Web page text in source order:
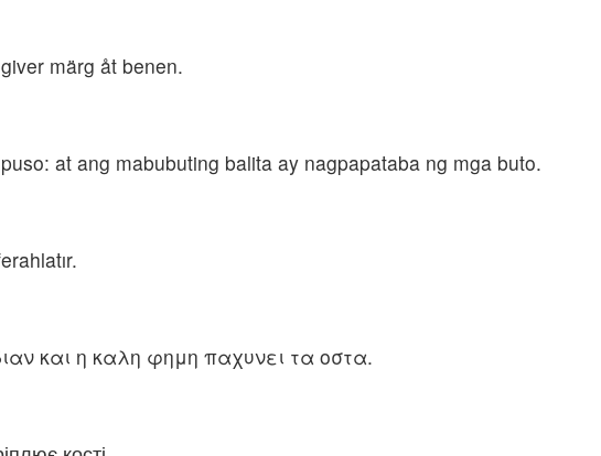
märg åt benen.
at ang mabubuting balita ay nagpapataba ng mga buto.
και η καλη φημη παχυνει τα οστα.